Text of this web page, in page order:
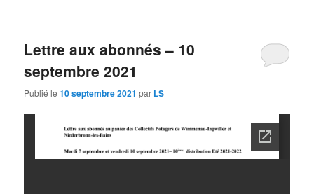
Lettre aux abonnés – 10
septembre 2021
Publié le10 septembre 2021 par LS